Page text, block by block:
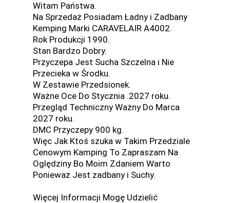
Witam Państwa.
Na Sprzedaż Posiadam Ładny i Zadbany
Kemping Marki CARAVELAIR A4002.
Rok Produkcji 1990.
Stan Bardzo Dobry.
Przyczepa Jest Sucha Szczelna i Nie
Przecieka w Środku.
W Zestawie Przedsionek.
Ważne Oce Do Stycznia .2027 roku.
Przegląd Techniczny Ważny Do Marca
2027 roku.
DMC Przyczepy 900 kg.
Więc Jak Ktoś szuka w Takim Przedziale
Cenowym Kamping To Zapraszam Na
Oględziny Bo Moim Zdaniem Warto
Ponieważ Jest zadbany i Suchy.
Więcej Informacji Mogę Udzielić